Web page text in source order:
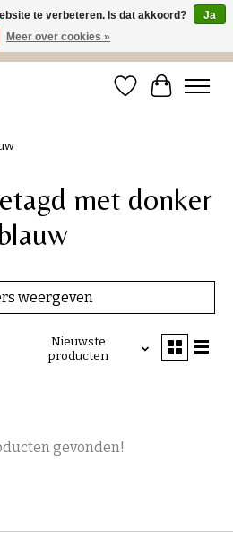
een bestelling > € 100 of afhalen in de winkel
Verlanglijst
met donker
blauw
weergeven
Nieuwste
producten
gevonden!
te verbeteren. Is dat akkoord?
Ja
Meer over cookies »